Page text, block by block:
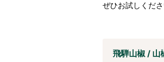
ぜひお試しくださ
飛騨山椒 / 山